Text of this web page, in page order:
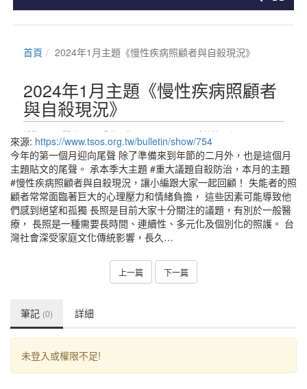
來源: https://www.tsos.org.tw/bulletin/show/754
今年的第一個月迎向尾聲 除了準備來到年節的二月外，也是這個月
主題貼文的尾聲。 承本季大主題 #重大議題自殺防治，本月的主題
#慢性疾病照顧者與自殺現況，讓小編跟大家一起回顧！ 失能者的照
顧者常常面臨著巨大的心理壓力和情緒負擔， 這些因素可能導致他
們感到絕望和孤獨 長照是目前大家十分關注的議題，有別於一般醫
療， 長照是一種需要長時間、連續性、多元化及個別化的照護。 台
灣社會深受家庭文化傳統影響，長久…
上一篇 下一篇
筆記 (0) 詳細
未登入或權限不足!